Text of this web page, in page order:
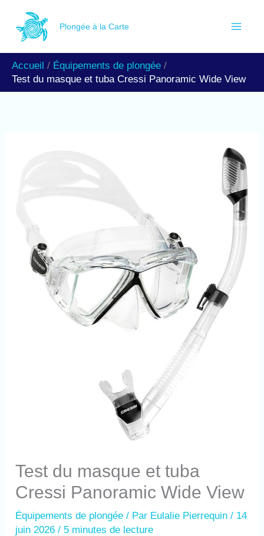
contenu
Plongée à la Carte
Accueil
Équipements de plongée
Test du masque et tuba Cressi Panoramic Wide View
Test du masque et tuba
Cressi Panoramic Wide View
Équipements de plongée / Par Eulalie Pierrequin/ 14
juin 2026/ 5 minutes de lecture
e
h
e